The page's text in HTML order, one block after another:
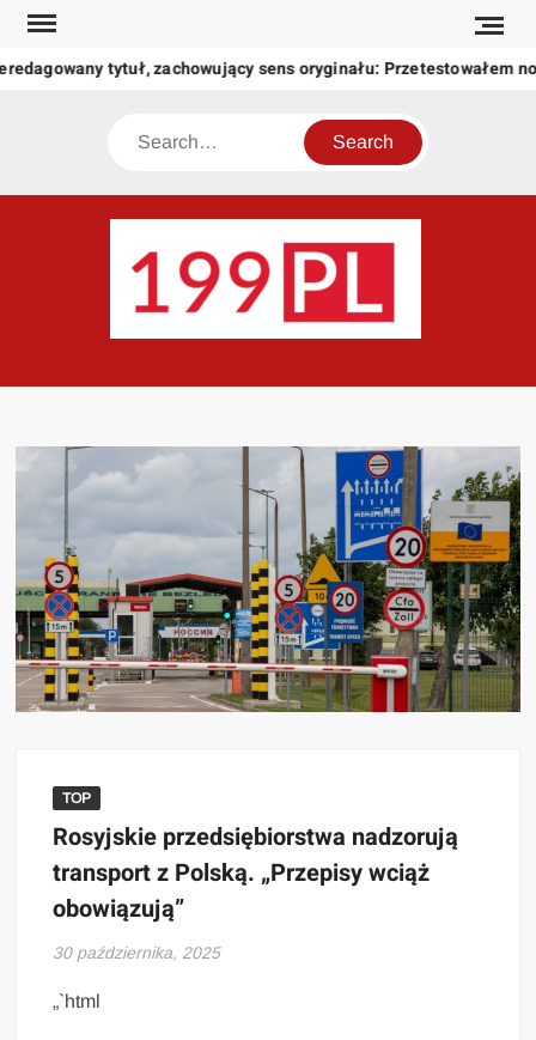
Skip
content
tytuł, zachowujący sens oryginału: Przetestowałem
Search
świat
TOP
Rosyjskie przedsiębiorstwa nadzorują
transport z Polską. „Przepisy wciąż
obowiązują”
30 października, 2025
„`html